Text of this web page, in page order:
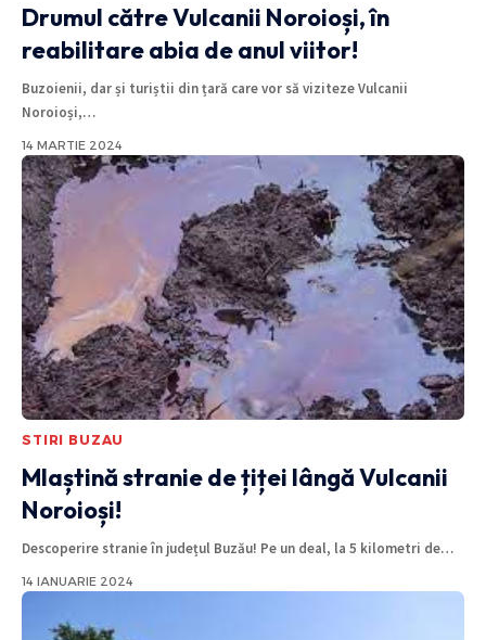
Drumul către Vulcanii Noroioși, în
reabilitare abia de anul viitor!
Buzoienii, dar și turiștii din țară care vor să viziteze Vulcanii
Noroioși,…
14 MARTIE 2024
STIRI BUZAU
Mlaștină stranie de țiței lângă Vulcanii
Noroioși!
Descoperire stranie în județul Buzău! Pe un deal, la 5 kilometri de…
14 IANUARIE 2024